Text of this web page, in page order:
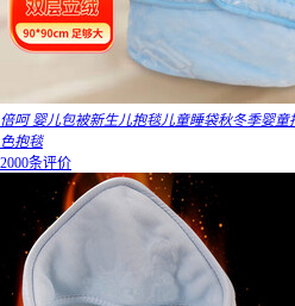
倍呵 婴儿包被新生儿抱毯儿童睡袋秋冬季婴
色抱毯
2000条评价